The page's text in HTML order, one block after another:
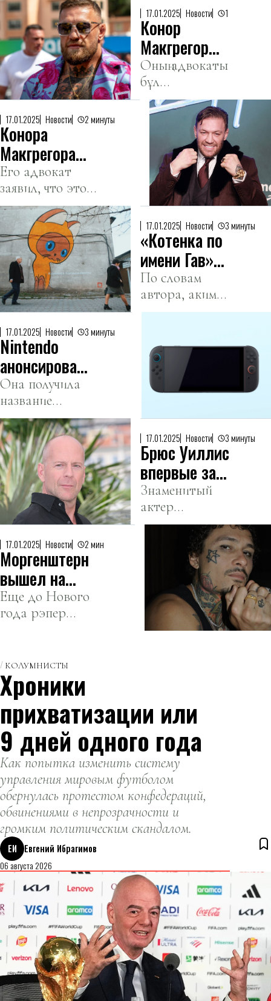
Дуа Липа
из сериала
«Медведь», и
один из
Человеков-
Пауков,
который
17.01.2025 Новости 1
Конор
Макгрегор
зорлау
фактісі
бойынша
айыпталды
Оның адвокаты
бұл
айыптаулар
өтірік екенін
17.01.2025 Новости 2 минуты
Конора
Макгрегора
обвинили в
изнасиловании
и побоях
Его адвокат
заявил, что это
вымогательство.
17.01.2025 Новости 3 минуты
«Котенка по
имени Гав»
больше нет.
В Алматы
уничтожили
стрит-
арт объект
По словам
автора, акимат
дал указание
рисунок.
17.01.2025 Новости 3 минуты
Nintendo
анонсировала
новую
портативную
консоль
Она получила
название
Nintendo
Switch 2.
17.01.2025 Новости 3 минуты
Брюс Уиллис
впервые за
три года
появился на
публике и
пожал руку
спасателям
Знаменитый
актер
несколько лет
лобно-височной
деменцией.
17.01.2025 Новости 2 мин
Моргенштерн
вышел на
связь с
поклонниками
Еще до Нового
года рэпер
лечении и
перерыве в
карьере.
КОЛУМНИСТЫ
Хроники
прихватизации или
9 дней одного года
Как попытка изменить систему
управления мировым футболом
обернулась протестом конфедераций,
обвинениями в непрозрачности и
громким политическим скандалом.
ЕИ
Евгений Ибрагимов
06 августа 2026